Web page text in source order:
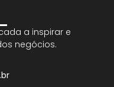
a inspirar e
negócios.